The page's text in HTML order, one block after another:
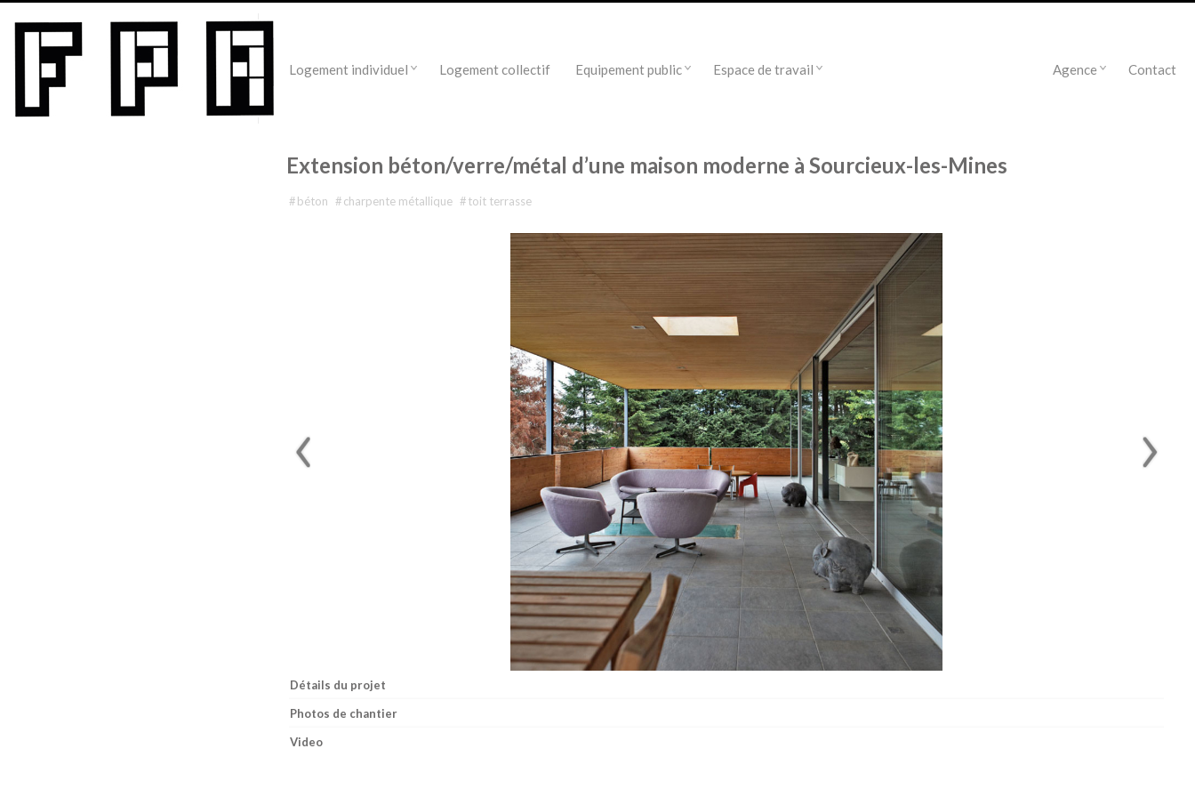
Logement individuel Logement collectif Equipement public Espace de travail Agence Contact
Extension béton/verre/métal d’une maison moderne à Sourcieux-les-Mines
#béton #charpente métallique #toit terrasse
Détails du projet
Photos de chantier
Video